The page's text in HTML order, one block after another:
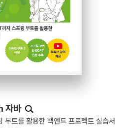
자바
트를 활용한 백엔드 프로젝트 실습서